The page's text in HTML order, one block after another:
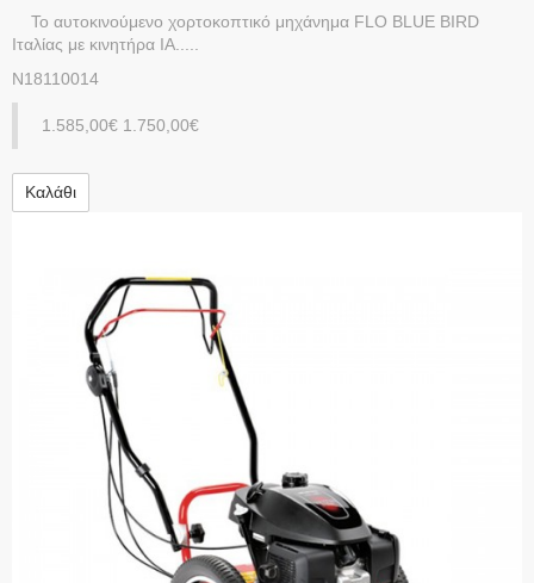
Το αυτοκινούμενο χορτοκοπτικό μηχάνημα FLO BLUE BIRD
Ιταλίας με κινητήρα ΙΑ.....
N18110014
1.585,00€ 1.750,00€
Καλάθι